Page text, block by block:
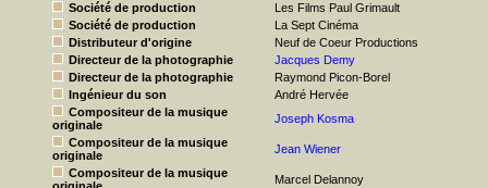
Société de production
Les Films Paul Grimault
Société de production
La Sept Cinéma
Distributeur d'origine
Neuf de Coeur Productions
Directeur de la photographie
Jacques Demy
Directeur de la photographie
Raymond Picon-Borel
Ingénieur du son
André Hervée
Compositeur de la musique
originale
Joseph Kosma
Compositeur de la musique
originale
Jean Wiener
Compositeur de la musique
Marcel Delannoy